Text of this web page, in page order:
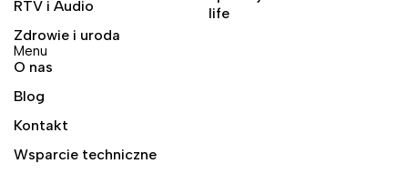
RTV i Audio
Zdrowie i uroda
life
Menu
O nas
Blog
Kontakt
Wsparcie techniczne